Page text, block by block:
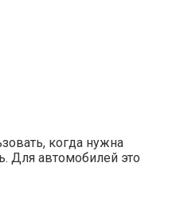
когда нужна
Для автомобилей это